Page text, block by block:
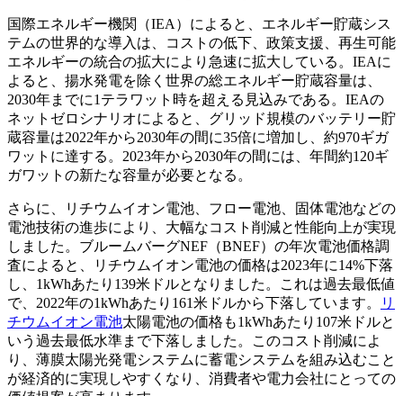
国際エネルギー機関（IEA）によると、エネルギー貯蔵シス
テムの世界的な導入は、コストの低下、政策支援、再生可能
エネルギーの統合の拡大により急速に拡大している。IEAに
よると、揚水発電を除く世界の総エネルギー貯蔵容量は、
2030年までに1テラワット時を超える見込みである。IEAの
ネットゼロシナリオによると、グリッド規模のバッテリー貯
蔵容量は2022年から2030年の間に35倍に増加し、約970ギガ
ワットに達する。2023年から2030年の間には、年間約120ギ
ガワットの新たな容量が必要となる。
さらに、リチウムイオン電池、フロー電池、固体電池などの
電池技術の進歩により、大幅なコスト削減と性能向上が実現
しました。ブルームバーグNEF（BNEF）の年次電池価格調
査によると、リチウムイオン電池の価格は2023年に14%下落
し、1kWhあたり139米ドルとなりました。これは過去最低値
で、2022年の1kWhあたり161米ドルから下落しています。
リ
チウムイオン電池太陽電池の価格も1kWhあたり107米ドルと
いう過去最低水準まで下落しました。このコスト削減によ
り、薄膜太陽光発電システムに蓄電システムを組み込むこと
が経済的に実現しやすくなり、消費者や電力会社にとっての